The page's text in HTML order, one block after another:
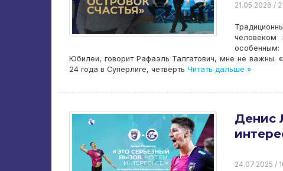
21.05.2026 /
человеком
особенным:
Юбилеи, говорит Рафаэль Талгатович, мне не важны.
24 года в Суперлиге, четверть Читать дальше »
Денис
24.07.2025 /